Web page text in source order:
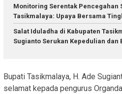
Monitoring Serentak Pencegahan
Tasikmalaya: Upaya Bersama
Salat Iduladha di Kabupaten
Sugianto Serukan Kepedulian dan
Bupati Tasikmalaya, H. Ade
selamat kepada pengurus